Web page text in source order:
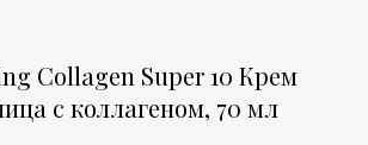
Collagen Super 10 Крем
с коллагеном, 70 мл